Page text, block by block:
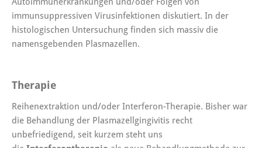
immunsuppressiven Virusinfektionen diskutiert. In der
histologischen Untersuchung finden sich massiv die
namensgebenden Plasmazellen.
Therapie
Reihenextraktion und/oder Interferon-Therapie. Bisher war
die Behandlung der Plasmazellgingivitis recht
unbefriedigend, seit kurzem steht uns